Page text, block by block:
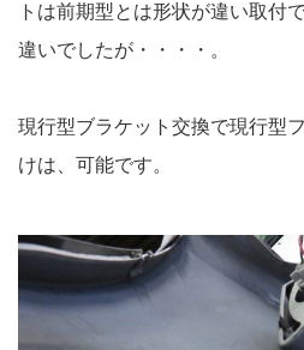
トは前期型とは形状が違い取付
違いでしたが・・・・。
現行型ブラケット交換で現行型
けは、可能です。